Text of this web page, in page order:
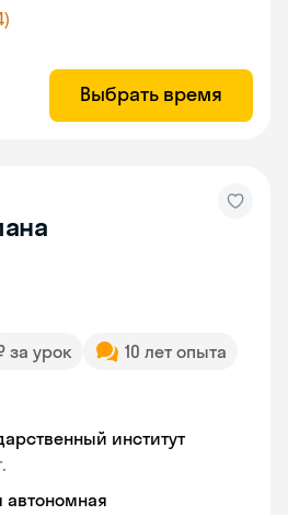
Выбрать время
за урок
10 лет опыта
институт
автономная